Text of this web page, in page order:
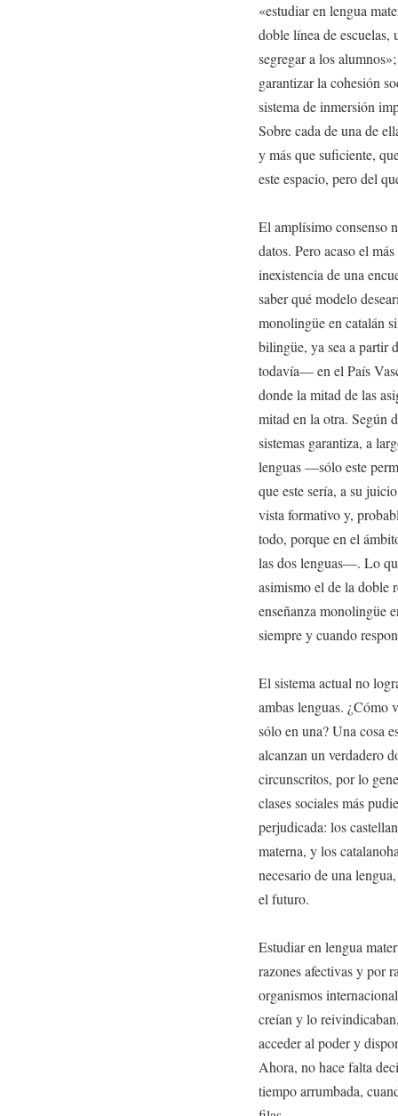
«estudiar en lengua
doble línea de escuelas,
segregar a los
garantizar la cohesión
sistema de inmersión
Sobre cada de una de
y más que suficiente,
este espacio, pero del
El amplísimo consenso
datos. Pero acaso el
inexistencia de una
saber qué modelo
monolingüe en catalán
bilingüe, ya sea a partir
todavía— en el País
donde la mitad de las
mitad en la otra. Según
sistemas garantiza, a
lenguas —sólo este
que este sería, a su
vista formativo y,
todo, porque en el
las dos lenguas—. Lo
asimismo el de la doble
enseñanza monolingüe
siempre y cuando
El sistema actual no
ambas lenguas. ¿Cómo
sólo en una? Una cosa
alcanzan un verdadero
circunscritos, por lo
clases sociales más
perjudicada: los
materna, y los
necesario de una
el futuro.
Estudiar en lengua
razones afectivas y por
organismos
creían y lo
acceder al poder y
Ahora, no hace falta
tiempo arrumbada,